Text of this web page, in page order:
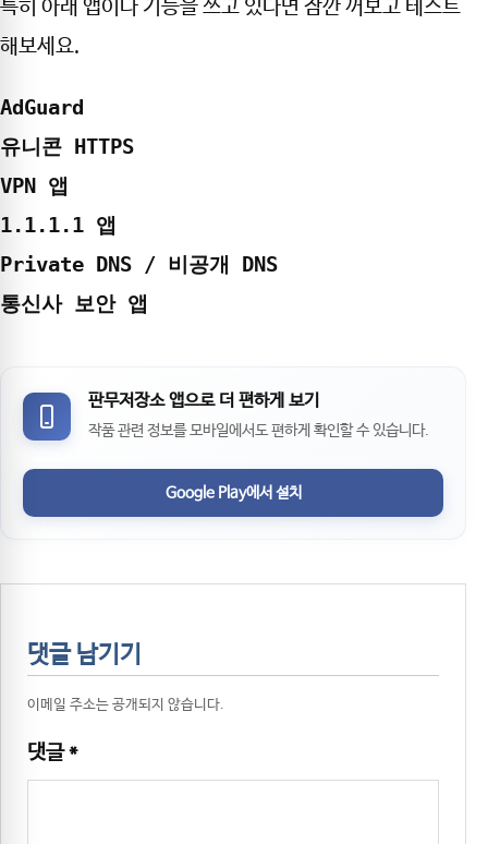
특히 아래 앱이나 기능을 쓰고 있다면 잠깐 꺼보고 테스트
해보세요.
AdGuard
유니콘 HTTPS
VPN 앱
1.1.1.1 앱
Private DNS / 비공개 DNS
통신사 보안 앱
판무저장소 앱으로 더 편하게 보기
작품 관련 정보를 모바일에서도 편하게 확인할 수 있습니다.
Google Play에서 설치
댓글 남기기
이메일 주소는 공개되지 않습니다.
댓글*